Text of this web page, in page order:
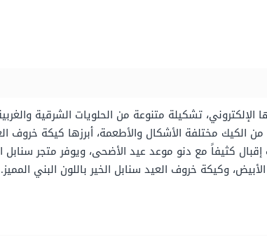
تشكيلة متنوعة من الحلويات الشرقية
مختلفة الأشكال والأطعمة، أبرزها كيكة خروف
كثيفاً مع دنو موعد عيد الأضحى، ويوفر متجر
وكيكة خروف العيد سنابل الخير باللون البني المميز.